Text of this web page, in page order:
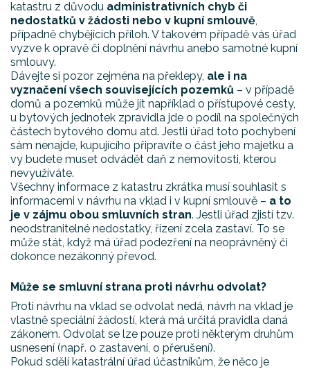
katastru z důvodu administrativních chyb či
nedostatků v žádosti nebo v kupní smlouvě,
případně chybějících příloh. V takovém případě vás úřad
vyzve k opravě či doplnění návrhu anebo samotné kupní
smlouvy.
Dávejte si pozor zejména na překlepy, ale i na
vyznačení všech souvisejících pozemků – v případě
domů a pozemků může jít například o přístupové cesty,
u bytových jednotek zpravidla jde o podíl na společných
částech bytového domu atd. Jestli úřad toto pochybení
sám nenajde, kupujícího připravíte o část jeho majetku a
vy budete muset odvádět daň z nemovitosti, kterou
nevyužíváte.
Všechny informace z katastru zkrátka musí souhlasit s
informacemi v návrhu na vklad i v kupní smlouvě – a to
je v zájmu obou smluvních stran. Jestli úřad zjistí tzv.
neodstranitelné nedostatky, řízení zcela zastaví. To se
může stát, když má úřad podezření na neoprávněný či
dokonce nezákonný převod.
Může se smluvní strana proti návrhu odvolat?
Proti návrhu na vklad se odvolat nedá, návrh na vklad je
vlastně speciální žádostí, která má určitá pravidla daná
zákonem. Odvolat se lze pouze proti některým druhům
usnesení (např. o zastavení, o přerušení).
Pokud sdělí katastrální úřad účastníkům, že něco je